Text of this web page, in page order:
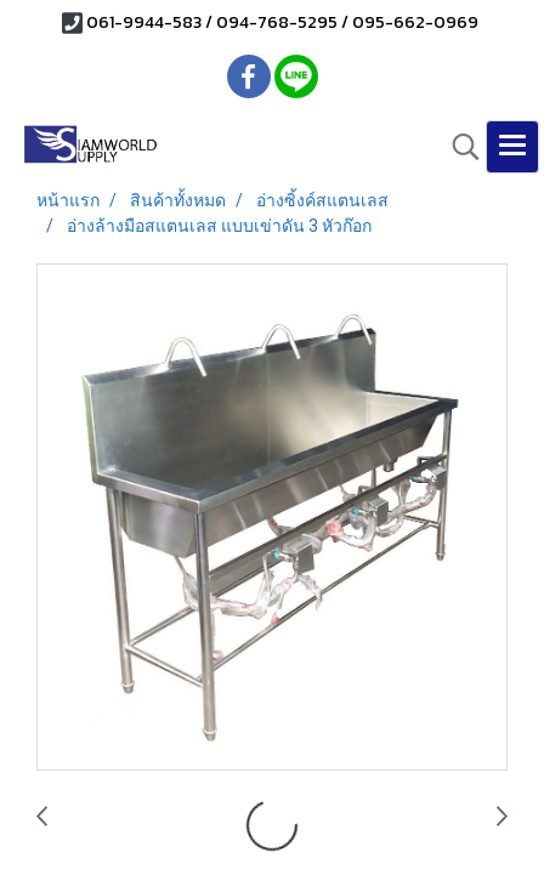
061-9944-583 / 094-768-5295 / 095-662-0969
หน้าแรก สินค้าทั้งหมด
อ่างซิ้งค์สแตนเลส
อ่างล้างมือสแตนเลส แบบเข่าดัน 3 หัวก๊อก